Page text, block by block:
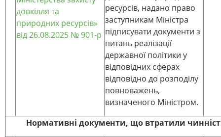
довкілля та
природних ресурсів»
від 26.08.2025 № 901-р
ресурсів, надано право
заступникам Міністра
підписувати документи з
питань реалізації
державної політики у
відповідних сферах
відповідно до розподілу
повноважень,
визначеного Міністром.
Нормативні документи, що втратили